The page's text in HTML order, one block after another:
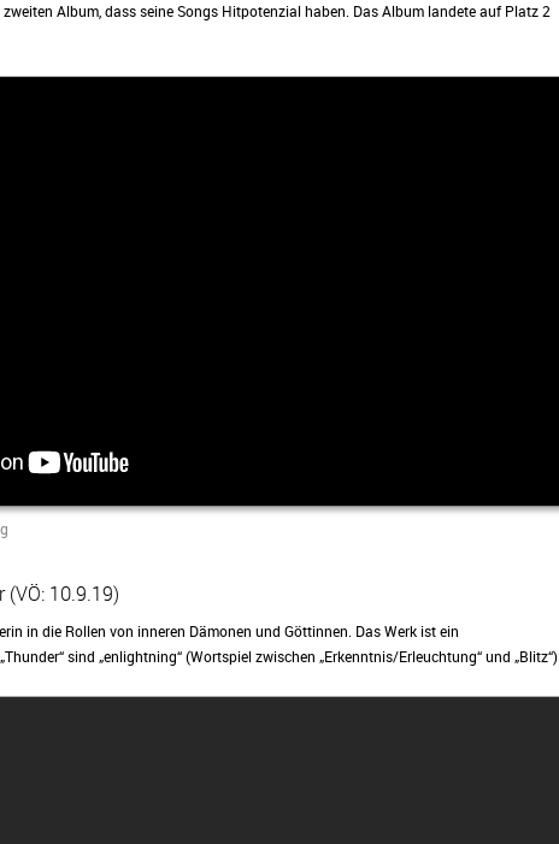
Album, dass seine Songs Hitpotenzial haben. Das Album landete auf Platz 2
(VÖ: 10.9.19)
in die Rollen von inneren Dämonen und Göttinnen. Das Werk ist ein
sind „enlightning“ (Wortspiel zwischen „Erkenntnis/Erleuchtung“ und „Blitz“).